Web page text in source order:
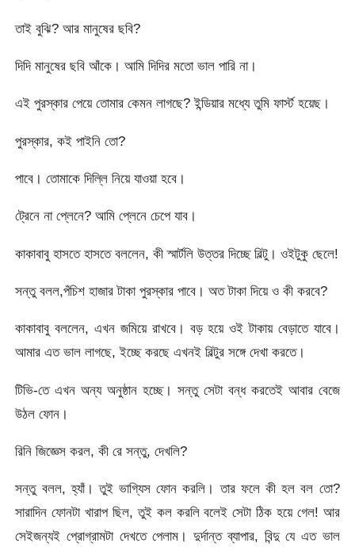
তাই বুঝি? আর মানুষের ছবি?
দিদি মানুষের ছবি আঁকে। আমি দিদির মতো ভাল পারি না।
এই পুরস্কার পেয়ে তোমার কেমন লাগছে? ইন্ডিয়ার মধ্যে তুমি ফার্স্ট হয়েছ।
পুরস্কার, কই পাইনি তো?
পাবে। তোমাকে দিল্লি নিয়ে যাওয়া হবে।
ট্রেনে না প্লেনে? আমি প্লেনে চেপে যাব।
কাকাবাবু হাসতে হাসতে বললেন, কী স্মার্টলি উত্তর দিচ্ছে বিল্টু। ওইটুকু ছেলে!
সন্তু বলল,পঁচিশ হাজার টাকা পুরস্কার পাবে। অত টাকা দিয়ে ও কী করবে?
কাকাবাবু বললেন, এখন জমিয়ে রাখবে। বড় হয়ে ওই টাকায় বেড়াতে যাবে।
আমার এত ভাল লাগছে, ইচ্ছে করছে এখনই বিল্টুর সঙ্গে দেখা করতে।
টিভি-তে এখন অন্য অনুষ্ঠান হচ্ছে। সন্তু সেটা বন্ধ করতেই আবার বেজে
উঠল ফোন।
রিনি জিজ্ঞেস করল, কী রে সন্তু, দেখলি?
সন্তু বলল, হ্যাঁ। তুই ভাগ্যিস ফোন করলি। তার ফলে কী হল বল তো?
সারাদিন ফোনটা খারাপ ছিল, তুই কল করলি বলেই সেটা ঠিক হয়ে গেল! আর
সেইজন্যই প্রোগ্রামটা দেখতে পেলাম। দুর্দান্ত ব্যাপার, বিন্দু যে এত ভাল